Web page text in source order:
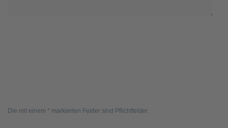
Die mit einem * markierten Felder sind Pflichtfelder.